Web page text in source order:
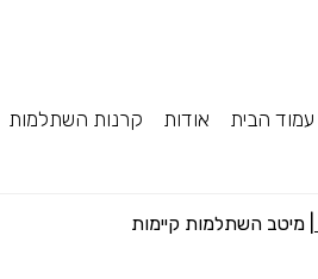
עמוד הבית אודות קרנות השתלמות
מיטב השתלמות קיימות